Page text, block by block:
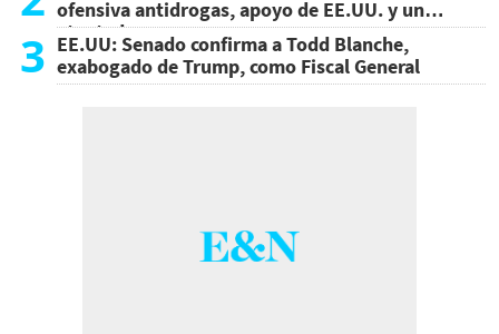
ofensiva antidrogas, apoyo de EE.UU. y un
atentado
3 EE.UU: Senado confirma a Todd Blanche,
exabogado de Trump, como Fiscal General